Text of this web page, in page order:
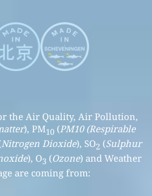
the Air Quality, Air Pollution,
), PM10(PM10 (Respirable
Nitrogen Dioxide), SO2 (Sulphur
), O3 (Ozone) and Weather
are coming from: